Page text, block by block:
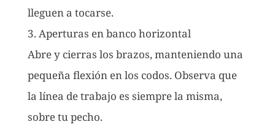
lleguen a tocarse.
3. Aperturas en banco horizontal
Abre y cierras los brazos, manteniendo una
pequeña flexión en los codos. Observa que
la línea de trabajo es siempre la misma,
sobre tu pecho.